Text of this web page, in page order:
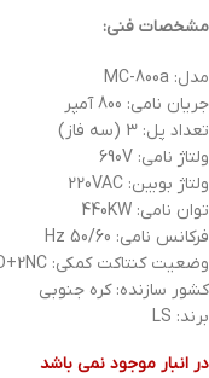
مشخصات فنی:
مدل: MC-800a
جریان نامی: 800 آمپر
تعداد پل: 3 (سه فاز)
ولتاژ نامی: 690V
ولتاژ بوبین: 220VAC
توان نامی: 440KW
فرکانس نامی: 50/60 Hz
وضعیت کنتاکت کمکی: 2NO+2NC
کشور سازنده: کره جنوبی
برند: LS
در انبار موجود نمی باشد